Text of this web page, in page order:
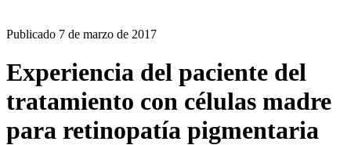
Publicado 7 de marzo de 2017
Experiencia del paciente del
tratamiento con células madre
para retinopatía pigmentaria